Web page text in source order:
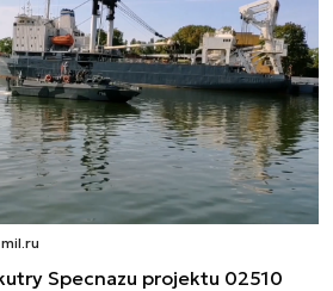
Specnazu projektu 02510